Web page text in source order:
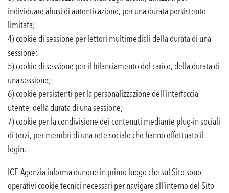
individuare abusi di autenticazione, per una durata persistente
limitata;
4) cookie di sessione per lettori multimediali della durata di una
sessione;
5) cookie di sessione per il bilanciamento del carico, della durata di
una sessione;
6) cookie persistenti per la personalizzazione dell’interfaccia
utente, della durata di una sessione;
7) cookie per la condivisione dei contenuti mediante plug-in sociali
di terzi, per membri di una rete sociale che hanno effettuato il
login.
ICE-Agenzia informa dunque in primo luogo che sul Sito sono
operativi cookie tecnici necessari per navigare all’interno del Sito